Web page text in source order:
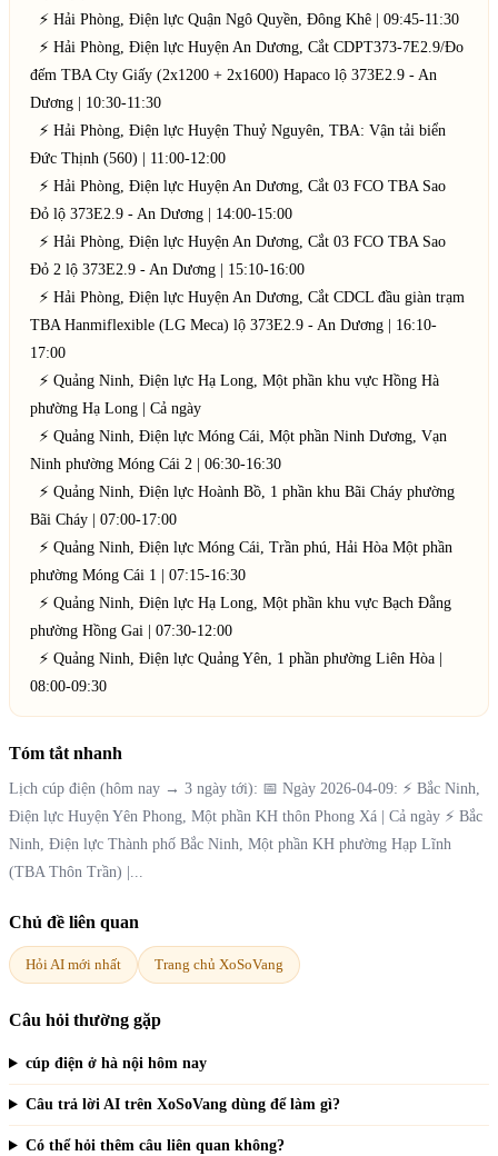
Tóm tắt nhanh
Lịch cúp điện (hôm nay → 3 ngày tới): 📅 Ngày 2026-04-09: ⚡ Bắc Ninh,
Điện lực Huyện Yên Phong, Một phần KH thôn Phong Xá | Cả ngày ⚡ Bắc
Ninh, Điện lực Thành phố Bắc Ninh, Một phần KH phường Hạp Lĩnh
(TBA Thôn Trần) |...
Chủ đề liên quan
Hỏi AI mới nhất Trang chủ XoSoVang
Câu hỏi thường gặp
cúp điện ở hà nội hôm nay
Câu trả lời AI trên XoSoVang dùng để làm gì?
Có thể hỏi thêm câu liên quan không?